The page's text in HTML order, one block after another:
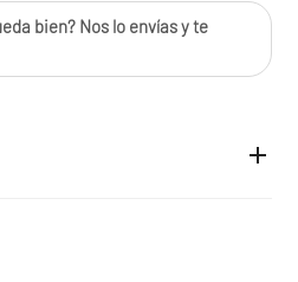
bien? Nos lo envías y te